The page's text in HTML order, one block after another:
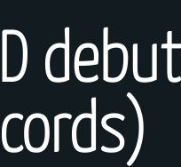
debut